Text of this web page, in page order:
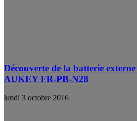
Découverte de la batterie
AUKEY FR-PB-N28
lundi 3 octobre 2016